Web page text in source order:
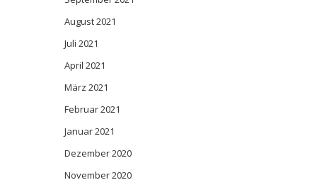
August 2021
Juli 2021
April 2021
März 2021
Februar 2021
Januar 2021
Dezember 2020
November 2020